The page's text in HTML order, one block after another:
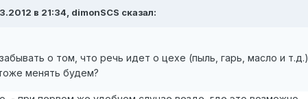
в 21:34, dimonSCS сказал:
о том, что речь идет о цехе (пыль, гарь, масло и т.д.)
менять будем?